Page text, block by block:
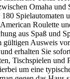
Omaha und
Spielautomaten
Roulette
aus Spaß und
gültigen Ausweis
erhalten Sie
Tischspielen und
um eine